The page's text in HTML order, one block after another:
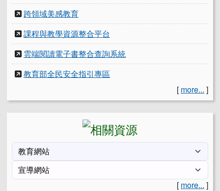
跨領域美感教育
課程與教學資源整合平台
雲端閱讀電子書整合查詢系統
教育部全民安全指引專區
[ more... ]
[ more... ]